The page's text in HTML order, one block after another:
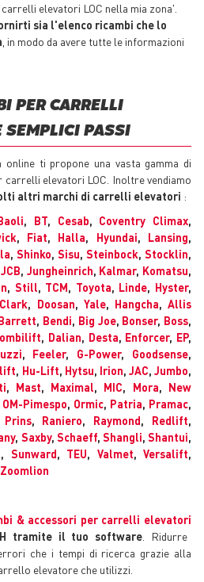
elevatori LOC nella mia zona'.
sia l'elenco ricambi che lo
, in modo da avere tutte le informazioni
PER CARRELLI
SEMPLICI PASSI
ti propone una vasta gamma di
elevatori LOC. Inoltre vendiamo
altri marchi di carrelli elevatori :
, BT, Cesab, Coventry Climax,
, Fiat, Halla, Hyundai, Lansing,
, Shinko, Sisu, Steinbock, Stocklin,
JCB, Jungheinrich, Kalmar, Komatsu,
, Still, TCM, Toyota, Linde, Hyster,
Clark, Doosan, Yale, Hangcha,Allis
, Bendi, Big Joe, Bonser, Boss,
, Dalian, Desta, Enforcer, EP,
, Feeler, G-Power, Goodsense,
, Hu-Lift, Hytsu, Irion, JAC, Jumbo,
, Mast, Maximal, MIC, Mora, New
OM-Pimespo, Ormic, Patria, Pramac,
Prins, Raniero, Raymond, Redlift,
, Saxby, Schaeff, Shangli,Shantui,
, Sunward, TEU, Valmet, Versalift,
Zoomlion
& accessori per carrelli elevatori
tramite il tuo software . Ridurre
che i tempi di ricerca grazie alla
elevatore che utilizzi.